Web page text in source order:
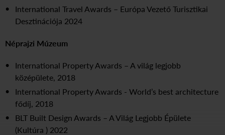
International Travel Awards – Európa Vezető Turisztikai
Desztinációja 2024
Néprajzi Múzeum
International Property Awards – A világ legjobb
középülete, 2018
International Property Awards - World’s best architecture
fődíj, 2018
BLT Built Design Awards – A Világ Legjobb Épülete
(Kultúra ) 2022